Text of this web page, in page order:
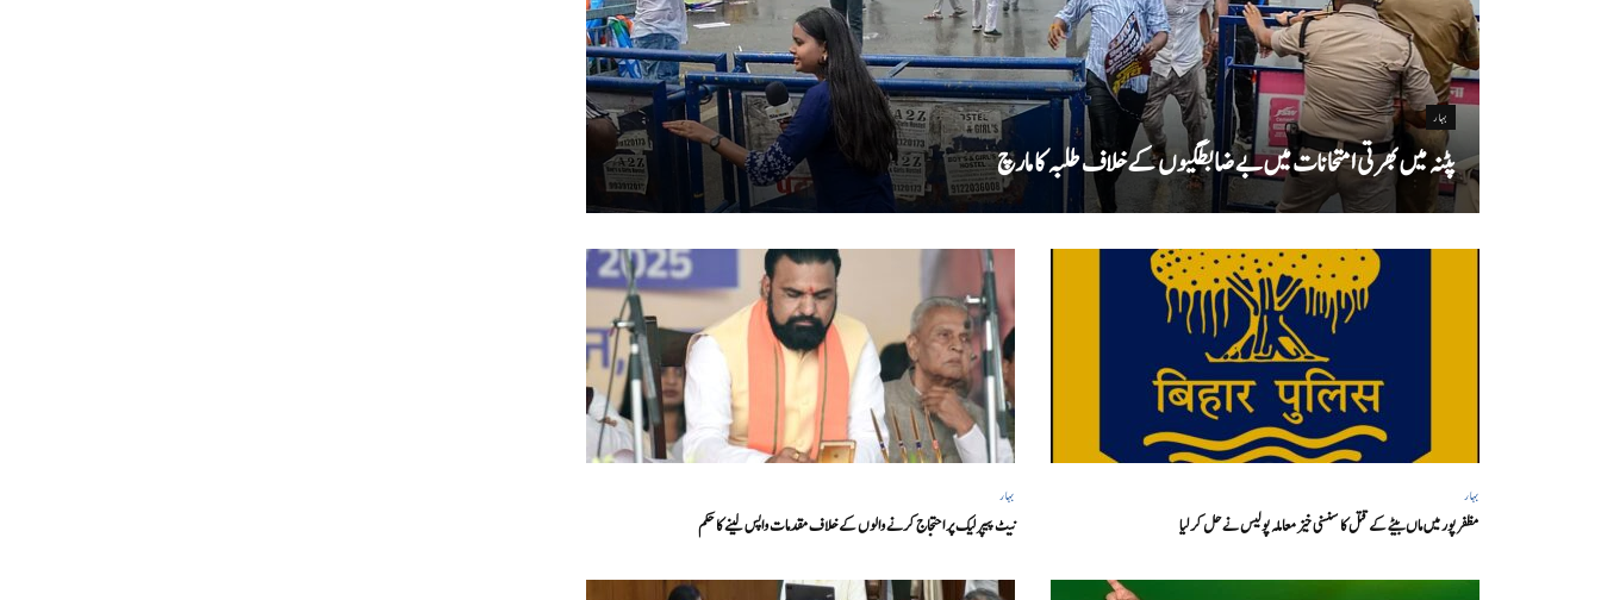
بہار
پٹنہ میں بھرتی امتحانات میں بے ضابطگیوں کے خلاف طلبہ کا مارچ
بہار
مظفر پور میں ماں بیٹے کے قتل کا سنسنی خیز معاملہ پولیس نے حل کر لیا
بہار
نیٹ پیپر لیک پر احتجاج کرنے والوں کے خلاف مقدمات واپس لینے کا حکم